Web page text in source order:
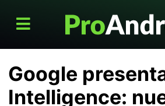
Google
Intelligence: